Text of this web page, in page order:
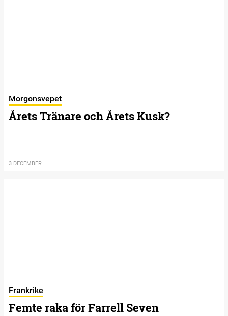
Morgonsvepet
Årets Tränare och Årets Kusk?
3 DECEMBER
Frankrike
Femte raka för Farrell Seven